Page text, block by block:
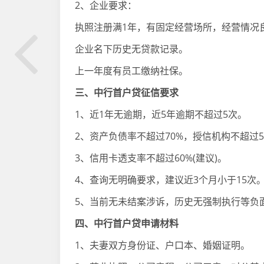
2、企业要求：
执照注册满1年，有固定经营场所，经营情况
企业名下历史无贷款记录。
上一年度有员工缴纳社保。
三、中行首户贷征信要求
1、近1年无逾期，近5年逾期不超过5次。
2、资产负债率不超过70%，授信机构不超过5
3、信用卡透支率不超过60%(建议)。
4、查询无明确要求，建议近3个月小于15次。
5、当前无未结案涉诉，历史无强制执行等负
四、中行首户贷申请材料
1、夫妻双方身份证、户口本、婚姻证明。